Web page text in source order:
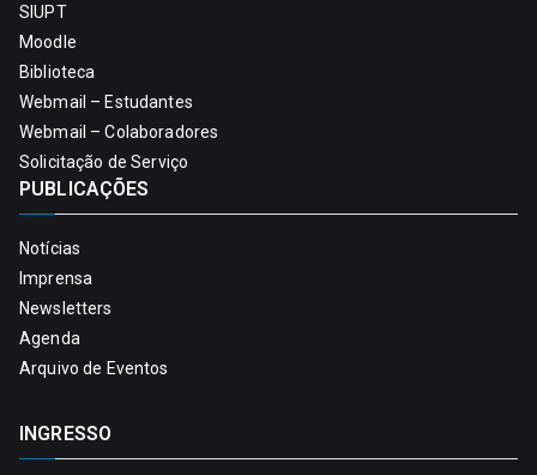
SIUPT
Moodle
Biblioteca
Webmail – Estudantes
Webmail – Colaboradores
Solicitação de Serviço
PUBLICAÇÕES
Notícias
Imprensa
Newsletters
Agenda
Arquivo de Eventos
INGRESSO